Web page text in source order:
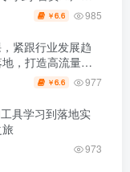
￥6.6 985
紧跟行业发展趋
，打造高流量优
￥6.6 977
具学习到落地实
973